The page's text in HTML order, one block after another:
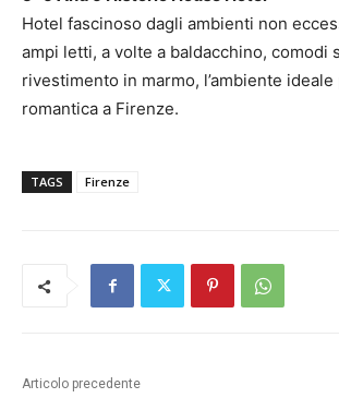
Hotel fascinoso dagli ambienti non
ampi letti, a volte a baldacchino, comodi
rivestimento in marmo, l’ambiente
romantica a Firenze.
TAGS Firenze
Articolo precedente